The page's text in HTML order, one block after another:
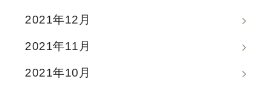
2021年12月
2021年11月
2021年10月